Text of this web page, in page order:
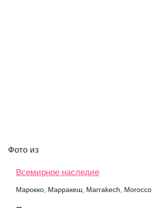
Фото из
Всемирное наследие
Марокко, Марракеш, Marrakech, Morocco